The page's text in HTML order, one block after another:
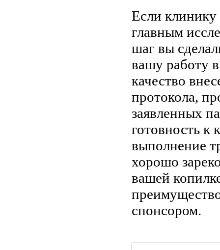
Если клинику
главным
шаг вы
вашу работу
качество
протокола,
заявленных
готовность к
выполнение
хорошо
вашей
спонсором.